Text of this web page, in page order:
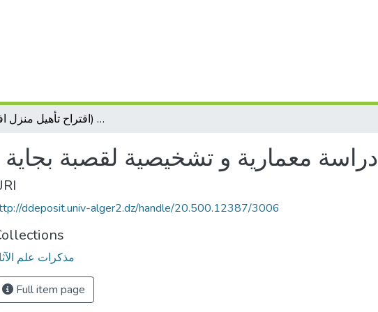
دراسة معمارية و تشخيصية لقصبة بجاية (اقتراح تأهيل منزل افتراضيا)
دراسة معمارية و تشخيصية لقصبة بجاية
ddeposit.univ-alger2.dz/handle/20.500.12387/3006
مذكرات علم
Full item page